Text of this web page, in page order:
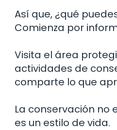
Así que, ¿qué
Comienza por
Visita el área
actividades de
comparte lo que
La conservación no
es un estilo de vida.